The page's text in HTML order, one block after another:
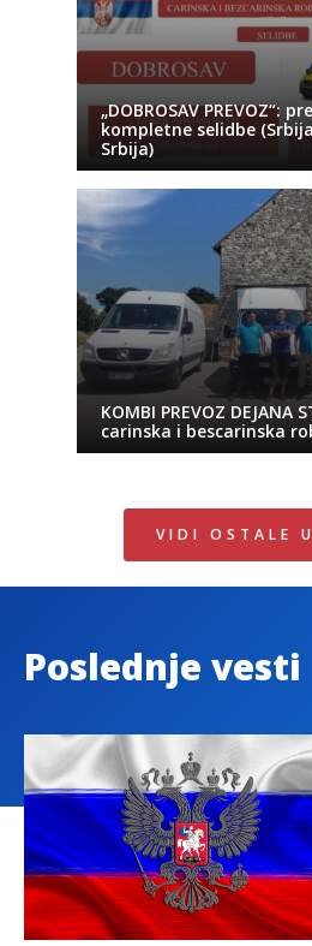
„DOBROSAV PREVOZ“:
kompletne selidbe
Srbija)
KOMBI PREVOZ DEJANA
carinska i bescarinska
VIDI OSTALE
Poslednje vesti